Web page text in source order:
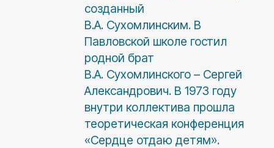
созданный
В.А. Сухомлинским. В
Павловской школе гостил
родной брат
В.А. Сухомлинского – Сергей
Александрович. В 1973 году
внутри коллектива прошла
теоретическая конференция
«Сердце отдаю детям».